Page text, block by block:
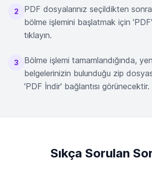
2
PDF dosyalarınız seçildikten
bölme işlemini başlatmak için
tıklayın.
3
Bölme işlemi tamamlandığında,
belgelerinizin bulunduğu zip
'PDF İndir' bağlantısı görünecektir.
Sıkça Sorulan